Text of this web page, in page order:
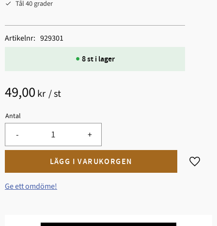
Tål 40 grader
49,00 kr /st
Antal
+
-
Lägg
8 st i lager
Artikelnr 929301
Ge ett omdöme!